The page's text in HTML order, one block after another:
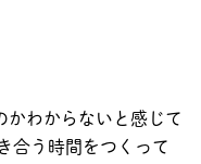
かわからないと感じて
合う時間をつくって